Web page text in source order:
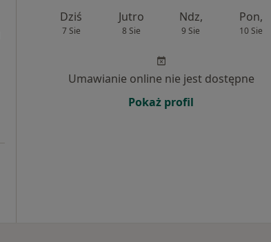
Dziś
7 Sie
Jutro
8 Sie
Ndz,
9 Sie
Pon,
10 Sie
Umawianie online nie jest dostępne
Pokaż profil